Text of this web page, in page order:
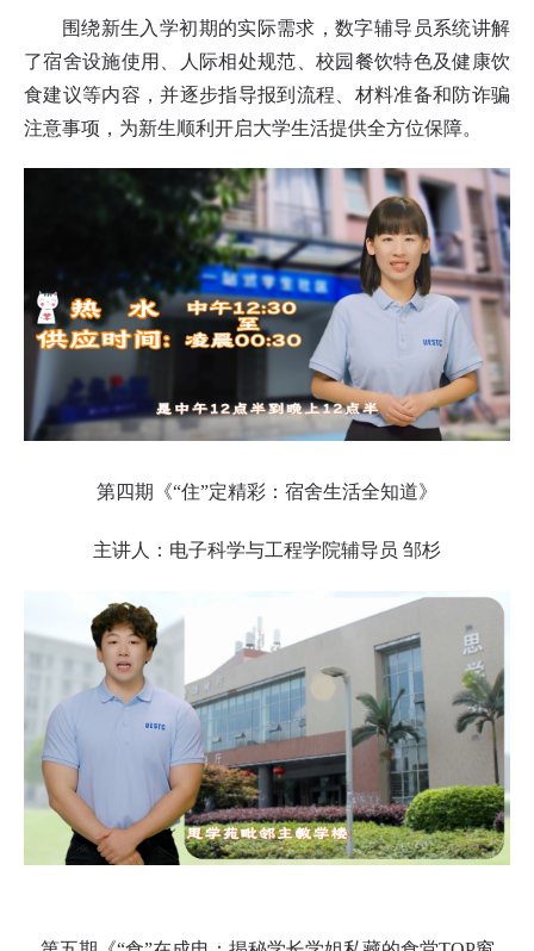
围绕新生入学初期的实际需求，数字辅导员系统讲解
了宿舍设施使用、人际相处规范、校园餐饮特色及健康饮
食建议等内容，并逐步指导报到流程、材料准备和防诈骗
注意事项，为新生顺利开启大学生活提供全方位保障。
第四期《“住”定精彩：宿舍生活全知道》
主讲人：电子科学与工程学院辅导员 邹杉